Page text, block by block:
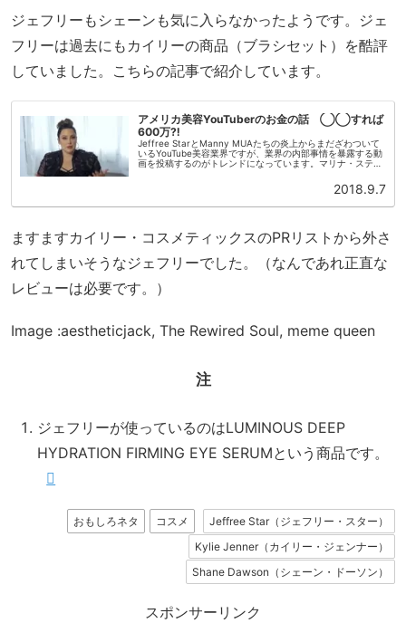
ジェフリーもシェーンも気に入らなかったようです。ジェ
フリーは過去にもカイリーの商品（ブラシセット）を酷評
していました。こちらの記事で紹介しています。
アメリカ美容YouTuberのお金の話 ◯◯すれば
600万⁈
Jeffree StarとManny MUAたちの炎上からまだざわついて
いるYouTube美容業界ですが、業界の内部事情を暴露する動
画を投稿するのがトレンドになっています。マリナ・ステル
2018.9.7
ますますカイリー・コスメティックスのPRリストから外さ
れてしまいそうなジェフリーでした。（なんであれ正直な
レビューは必要です。）
Image :aestheticjack, The Rewired Soul, meme queen
注
ジェフリーが使っているのはLUMINOUS DEEP
HYDRATION FIRMING EYE SERUMという商品です。
おもしろネタ コスメ
Jeffree Star（ジェフリー・スター）
Kylie Jenner（カイリー・ジェンナー）
Shane Dawson（シェーン・ドーソン）
スポンサーリンク